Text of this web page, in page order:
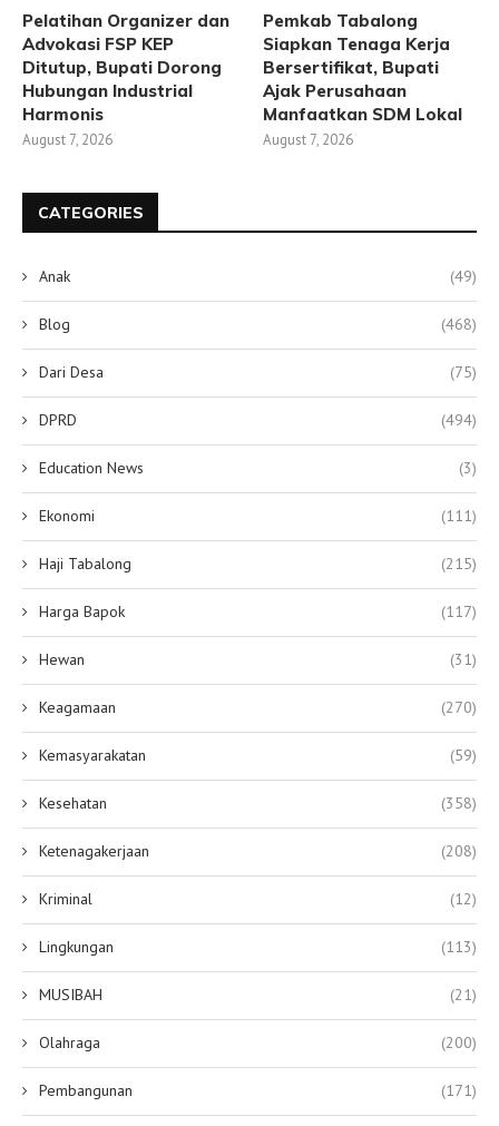
Pelatihan Organizer dan
Advokasi FSP KEP
Ditutup, Bupati Dorong
Hubungan Industrial
Harmonis
August 7, 2026
Pemkab Tabalong
Siapkan Tenaga Kerja
Bersertifikat, Bupati
Ajak Perusahaan
Manfaatkan SDM Lokal
August 7, 2026
CATEGORIES
Anak (49)
Blog (468)
Dari Desa (75)
DPRD (494)
Education News (3)
Ekonomi (111)
Haji Tabalong (215)
Harga Bapok (117)
Hewan (31)
Keagamaan (270)
Kemasyarakatan (59)
Kesehatan (358)
Ketenagakerjaan (208)
Kriminal (12)
Lingkungan (113)
MUSIBAH (21)
Olahraga (200)
Pembangunan (171)